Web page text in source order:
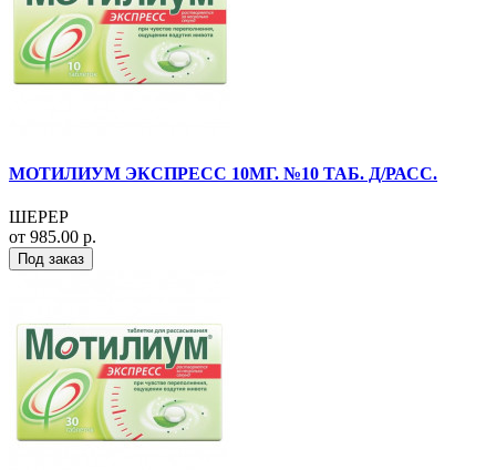
МОТИЛИУМ ЭКСПРЕСС 10МГ. №10 ТАБ. Д/РАСС.
ШЕРЕР
от 985.00 р.
Под заказ